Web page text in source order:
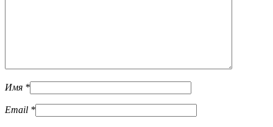
Имя *
Email *